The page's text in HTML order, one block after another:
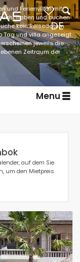
und Ferienvillen mit
haben und buchen
kein Reisedatum
Tag und villa angezeigt.
jeweils die
Zeitraum der
Menu
auf dem Sie
um den Mietpreis
DE